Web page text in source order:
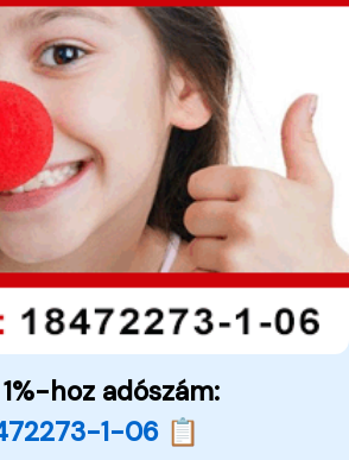
hoz adószám:
1-06 📋